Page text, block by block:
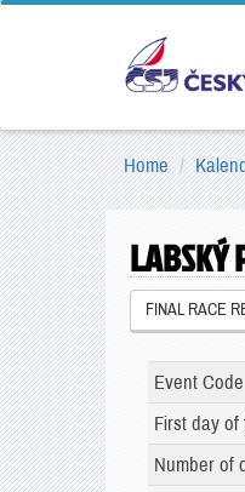
Home
LABSKÝ
FINAL RACE
Event Code
First day of
Number of